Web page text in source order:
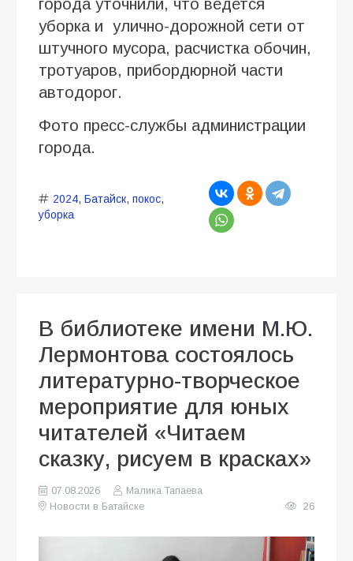
города уточнили, что ведется
уборка и улично-дорожной сети от
штучного мусора, расчистка обочин,
тротуаров, прибордюрной части
автодорог.
Фото пресс-службы администрации
города.
2024, Батайск, покос,
уборка
В библиотеке имени М.Ю.
Лермонтова состоялось
литературно-творческое
мероприятие для юных
читателей «Читаем
сказку, рисуем в красках»
07.08.2026
Малика Тапаева
Новости в Батайске
26